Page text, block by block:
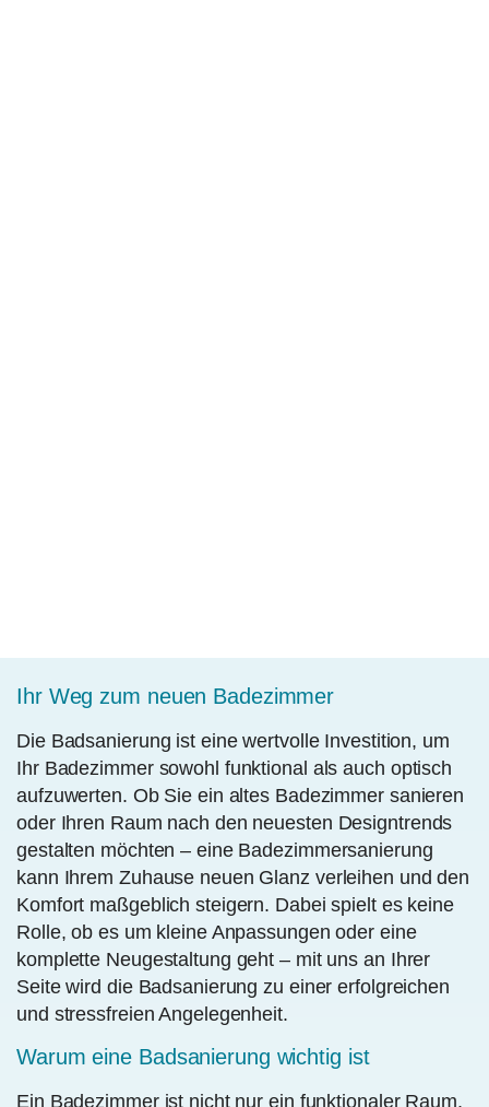
Ihr Weg zum neuen Badezimmer
Die Badsanierung ist eine wertvolle Investition, um
Ihr Badezimmer sowohl funktional als auch optisch
aufzuwerten. Ob Sie ein altes Badezimmer sanieren
oder Ihren Raum nach den neuesten Designtrends
gestalten möchten – eine Badezimmersanierung
kann Ihrem Zuhause neuen Glanz verleihen und den
Komfort maßgeblich steigern. Dabei spielt es keine
Rolle, ob es um kleine Anpassungen oder eine
komplette Neugestaltung geht – mit uns an Ihrer
Seite wird die Badsanierung zu einer erfolgreichen
und stressfreien Angelegenheit.
Warum eine Badsanierung wichtig ist
Ein Badezimmer ist nicht nur ein funktionaler Raum,